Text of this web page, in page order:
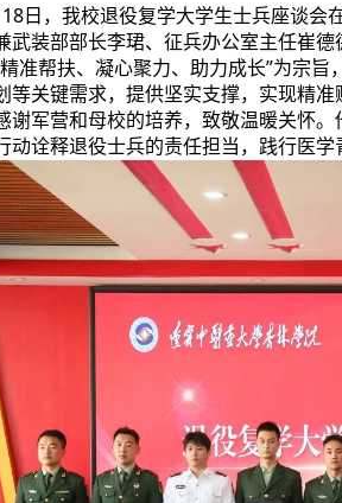
日，我校退役复学大学生士兵座谈会
武装部部长李珺、征兵办公室主任崔
准帮扶、凝心聚力、助力成长”为宗
等关键需求，提供坚实支撑，实现精
谢军营和母校的培养，致敬温暖关怀
动诠释退役士兵的责任担当，践行医